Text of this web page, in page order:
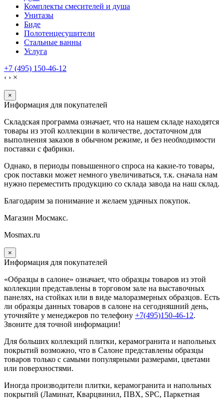
Комплекты смесителей и душа
Унитазы
Биде
Полотенцесушители
Стальные ванны
Услуга
+7 (495) 150-46-12
‹ › ×
×
Информация для покупателей
Складская программа означает, что на нашем складе находятся
товары из этой коллекции в количестве, достаточном для
выполнения заказов в обычном режиме, и без необходимости
поставки с фабрики.
Однако, в периоды повышенного спроса на какие-то товары,
срок поставки может немного увеличиваться, т.к. сначала нам
нужно переместить продукцию со склада завода на наш склад.
Благодарим за понимание и желаем удачных покупок.
Магазин Мосмакс.
Mosmax.ru
×
Информация для покупателей
«Образцы в салоне» означает, что образцы товаров из этой
коллекции представлены в торговом зале на выставочных
панелях, на стойках или в виде малоразмерных образцов. Есть
ли образцы данных товаров в салоне на сегодняшний день,
уточняйте у менеджеров по телефону +7(495)150-46-12.
Звоните для точной информации!
Для больших коллекций плитки, керамогранита и напольных
покрытий возможно, что в Салоне представлены образцы
товаров только с самыми популярными размерами, цветами
или поверхностями.
Иногда производители плитки, керамогранита и напольных
покрытий (Ламинат, Кварцвинил, ПВХ, SPC, Паркетная